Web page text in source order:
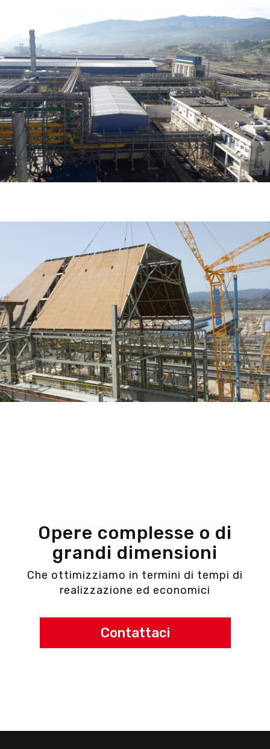
Opere complesse o di
grandi dimensioni
Che ottimizziamo in termini di tempi di
realizzazione ed economici
Contattaci